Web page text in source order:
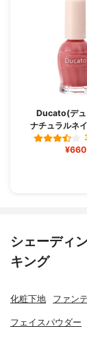
Ducato(デュ
ナチュラルネ
¥660
シェーディ
キング
化粧下地 ファン
フェイスパウダー